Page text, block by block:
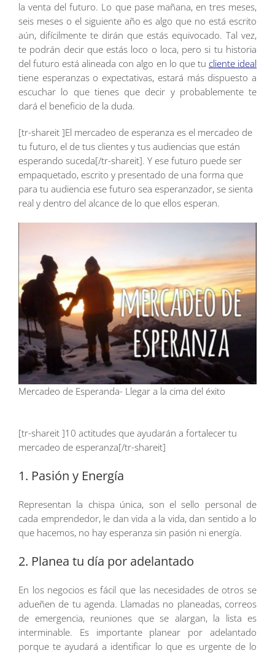
la venta del futuro. Lo que pase mañana, en tres meses,
seis meses o el siguiente año es algo que no está escrito
aún, difícilmente te dirán que estás equivocado. Tal vez,
te podrán decir que estás loco o loca, pero si tu historia
del futuro está alineada con algo en lo que tu cliente ideal
tiene esperanzas o expectativas, estará más dispuesto a
escuchar lo que tienes que decir y probablemente te
dará el beneficio de la duda.
[tr-shareit ]El mercadeo de esperanza es el mercadeo de
tu futuro, el de tus clientes y tus audiencias que están
esperando suceda[/tr-shareit]. Y ese futuro puede ser
empaquetado, escrito y presentado de una forma que
para tu audiencia ese futuro sea esperanzador, se sienta
real y dentro del alcance de lo que ellos esperan.
Mercadeo de Esperanda- Llegar a la cima del éxito
[tr-shareit ]10 actitudes que ayudarán a fortalecer tu
mercadeo de esperanza[/tr-shareit]
1. Pasión y Energía
Representan la chispa única, son el sello personal de
cada emprendedor, le dan vida a la vida, dan sentido a lo
que hacemos, no hay esperanza sin pasión ni energía.
2. Planea tu día por adelantado
En los negocios es fácil que las necesidades de otros se
adueñen de tu agenda. Llamadas no planeadas, correos
de emergencia, reuniones que se alargan, la lista es
interminable. Es importante planear por adelantado
porque te ayudará a identificar lo que es urgente de lo